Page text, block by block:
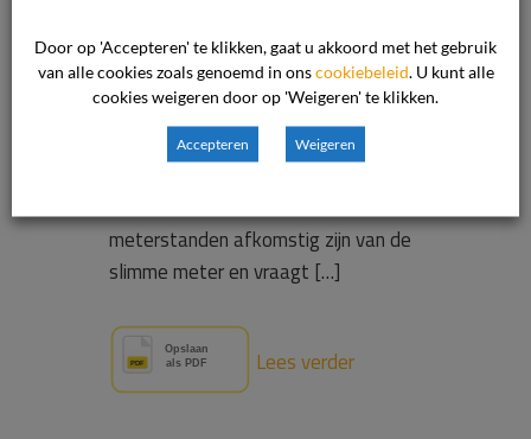
1.569,68 extra kosten over het
afgelopen jaar worden berekend en
het maandbedrag stijgt van € 267,-
naar € 417,-. Vooral het
meterstanden afkomstig zijn van de
slimme meter en vraagt […]
Lees verder
Door op 'Accepteren' te klikken, gaat u akkoord met het gebruik
van alle cookies zoals genoemd in onscookiebeleid. U kunt alle
cookies weigeren door op 'Weigeren' te klikken.
Accepteren Weigeren